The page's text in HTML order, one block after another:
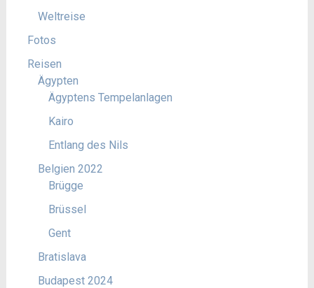
Weltreise
Fotos
Reisen
Ägypten
Ägyptens Tempelanlagen
Kairo
Entlang des Nils
Belgien 2022
Brügge
Brüssel
Gent
Bratislava
Budapest 2024